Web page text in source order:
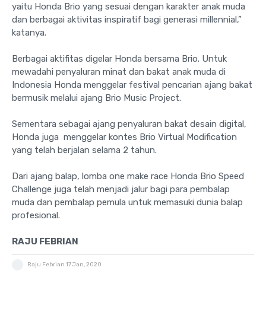
yaitu Honda Brio yang sesuai dengan karakter anak muda
dan berbagai aktivitas inspiratif bagi generasi millennial,”
katanya.
Berbagai aktifitas digelar Honda bersama Brio. Untuk
mewadahi penyaluran minat dan bakat anak muda di
Indonesia Honda menggelar festival pencarian ajang bakat
bermusik melalui ajang Brio Music Project.
Sementara sebagai ajang penyaluran bakat desain digital,
Honda juga menggelar kontes Brio Virtual Modification
yang telah berjalan selama 2 tahun.
Dari ajang balap, lomba one make race Honda Brio Speed
Challenge juga telah menjadi jalur bagi para pembalap
muda dan pembalap pemula untuk memasuki dunia balap
profesional.
RAJU FEBRIAN
Raju Febrian 17 Jan, 2020